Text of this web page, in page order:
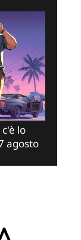
lo
agosto